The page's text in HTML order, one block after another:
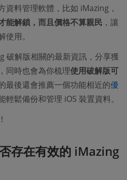
資料管理軟體，比如 iMazing，
能解鎖，而且價格不算親民 ，讓
用。
破解版相關的最新資訊，分享獲
同時也會為你梳理使用破解版可
最後還會推薦一個功能相近的優
輕鬆備份和管理 iOS 裝置資料。
存在有效的 iMazing